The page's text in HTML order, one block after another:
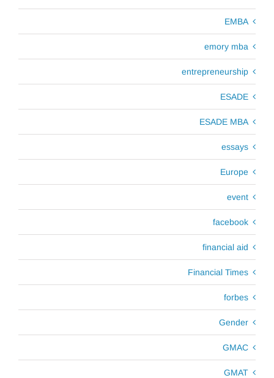
EMBA
emory mba
entrepreneurship
ESADE
ESADE MBA
essays
Europe
event
facebook
financial aid
Financial Times
forbes
Gender
GMAC
GMAT